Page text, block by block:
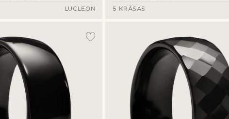
LUCLEON
5 KRĀSAS